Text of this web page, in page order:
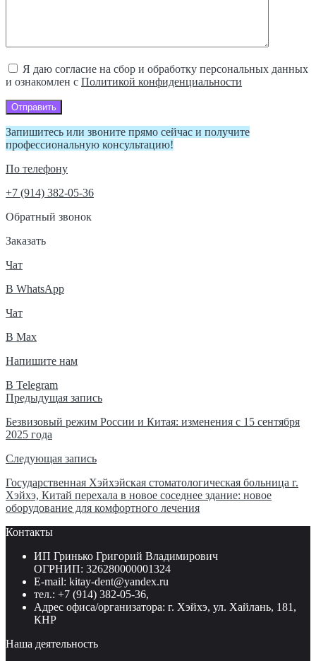
Я даю согласие на сбор и обработку персональных данных
и ознакомлен с Политикой конфиденциальности
Отправить
Запишитесь или звоните прямо сейчас и получите
профессиональную консультацию!
По телефону
+7 (914) 382-05-36
Обратный звонок
Заказать
Чат
В WhatsApp
Чат
В Max
Напишите нам
В Telegram
Навигация
по
записям
Предыдущая запись
Безвизовый режим России и Китая: изменения с 15 сентября
2025 года
Следующая запись
Государственная Хэйхэйская стоматологическая больница г.
Хэйхэ, Китай перехала в новое соседнее здание: новое
оборудование для комфортного лечения
Контакты
ИП Гринько Григорий Владимирович
ОГРНИП: 326280000001324
E-mail: kitay-dent@yandex.ru
тел.: +7 (914) 382-05-36,
Адрес офиса/организатора: г. Хэйхэ, ул. Хайлань, 181,
КНР
Наша деятельность